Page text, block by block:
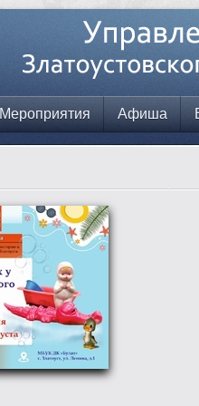
Мероприятия Афиша